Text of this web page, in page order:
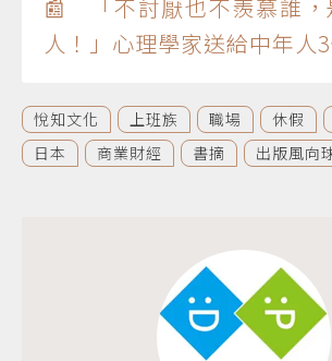
📰 「不討厭也不羨慕誰，
人！」心理學家送給中年人
悅知文化 上班族 職場 休假
日本
商業財經 書摘 出版風向